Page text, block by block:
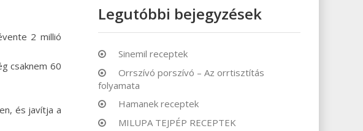
2 millió
csaknem 60
és javítja a
Legutóbbi bejegyzések
Sinemil receptek
Orrszívó porszívó – Az orrtisztítás
folyamata
Hamanek receptek
MILUPA TEJPÉP RECEPTEK